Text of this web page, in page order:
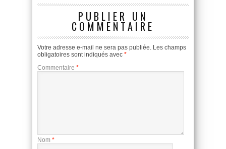
PUBLIER UN
COMMENTAIRE
Votre adresse e-mail ne sera pas publiée. Les champs
obligatoires sont indiqués avec *
Commentaire *
Nom *